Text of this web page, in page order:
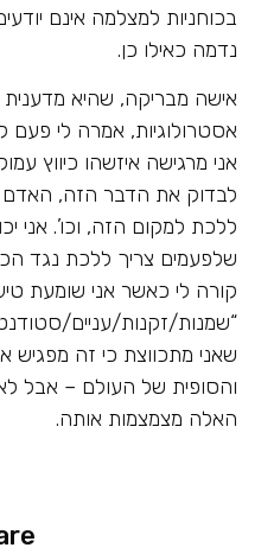
בכוחניות למצלמה אינם
נדמה כאילו כן.
אישה מבריקה, שהיא
אסטרולוגיות, אמרה לי פעם
אני מרגישה איזשהו כיווץ
לבדוק את הדבר הזה,
ללכת למקום הזה, וכו’. אני
שלפעמים צריך ללכת נגד
קורה לי כאשר אני שומעת
“שמנות/זקנות/עניים/
שאני מתכווצת כי זה
והסופית של העולם – אבל
האלה מצמצמות אותה.